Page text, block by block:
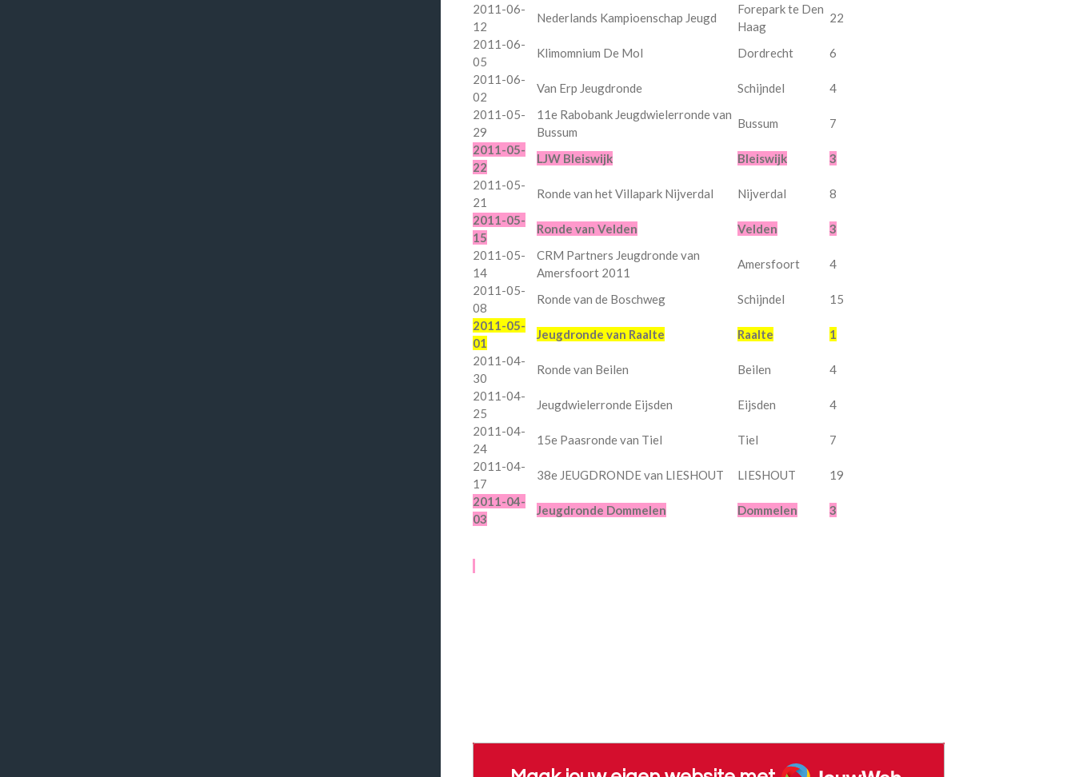
2011-06-
12
Nederlands Kampioenschap Jeugd
Forepark te Den
Haag
22
2011-06-
05
Klimomnium De Mol Dordrecht
6
2011-06-
02
Van Erp Jeugdronde Schijndel
4
2011-05-
29
11e Rabobank Jeugdwielerronde van
Bussum
Bussum
7
2011-05-
22
LJW Bleiswijk Bleiswijk
3
2011-05-
21
Ronde van het Villapark Nijverdal Nijverdal
8
2011-05-
15
Ronde van Velden Velden
3
2011-05-
14
CRM Partners Jeugdronde van
Amersfoort 2011
Amersfoort
4
2011-05-
08
Ronde van de Boschweg Schijndel
15
2011-05-
01
Jeugdronde van Raalte Raalte
1
2011-04-
30
Ronde van Beilen Beilen
4
2011-04-
25
Jeugdwielerronde Eijsden Eijsden
4
2011-04-
24
15e Paasronde van Tiel Tiel
7
2011-04-
17
38e JEUGDRONDE van LIESHOUT LIESHOUT
19
2011-04-
03
Jeugdronde Dommelen Dommelen 3
JouwWeb